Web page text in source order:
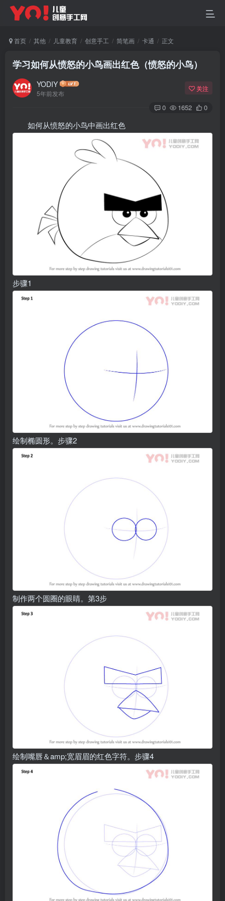
首页 其他 儿童教育 创意手工 简笔画 卡通 正文
学习如何从愤怒的小鸟画出红色（愤怒的小鸟）
YODIY
5年前发布
关注
0 1652 0
如何从愤怒的小鸟中画出红色
步骤1
绘制椭圆形。步骤2
制作两个圆圈的眼睛。第3步
绘制嘴唇＆amp;宽眉眉的红色字符。步骤4